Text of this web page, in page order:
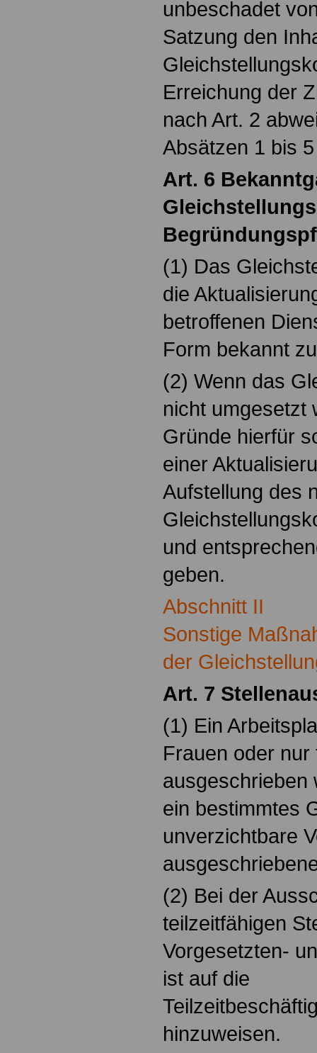
unbeschadet
Satzung den
Erreichung der
nach Art. 2
Absätzen 1 bis
Art. 6
(1) Das
die
betroffenen
Form bekannt
(2) Wenn das
nicht umgesetzt
Gründe hierfür
einer
Aufstellung des
und
geben.
Abschnitt II
Sonstige
der
Art. 7
(1) Ein
Frauen oder nur
ausgeschrieben
ein bestimmtes
unverzichtbare
(2) Bei der
teilzeitfähigen
Vorgesetzten-
ist auf die
hinzuweisen.